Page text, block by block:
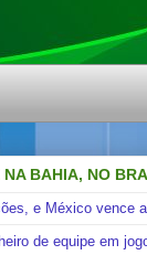
BAHIA, NO
e México vence
de equipe em